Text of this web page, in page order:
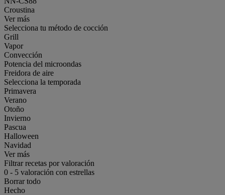
Croustina
Ver más
Selecciona tu método de cocción
Grill
Vapor
Convección
Potencia del microondas
Freidora de aire
Selecciona la temporada
Primavera
Verano
Otoño
Invierno
Pascua
Halloween
Navidad
Ver más
Filtrar recetas por valoración
0 - 5 valoración con estrellas
Borrar todo
Hecho